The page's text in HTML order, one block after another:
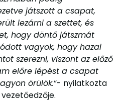
játszott a csapat,
lezárni a szettet, és
hogy döntő játszmát
vagyok, hogy hazai
szerezni, viszont az előző
előre lépést a csapat
örülök.“- nyilatkozta